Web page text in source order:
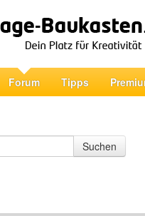
Forum Tipps
Suchen